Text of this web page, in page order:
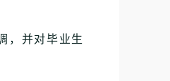
，并对毕业生